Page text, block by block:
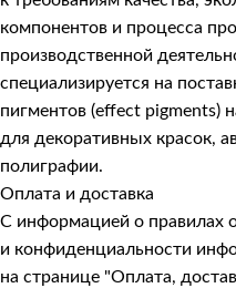
компонентов и процесса
производственной
специализируется на
пигментов (effect pigments)
для декоративных красок,
полиграфии.
Оплата и доставка
С информацией о правилах
и конфиденциальности
на странице "Оплата,